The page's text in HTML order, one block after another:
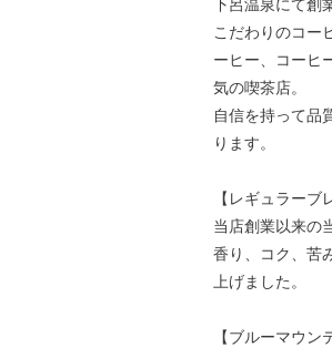
下呂温泉にて創
こだわりのコー
ーヒー、コーヒ
気の喫茶店。
自信を持って品
ります。
【レギュラーブ
当店創業以来の
香り、コク、苦
上げました。
【ブルーマウン